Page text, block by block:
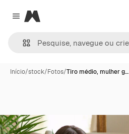
Close menu
Magnific
Início/stock/Fotos/Tiro médio, mulher g…